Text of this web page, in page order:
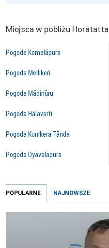
Miejsca w pobliżu
Pogoda Komalāpura
Pogoda Mellikeri
Pogoda Mādinūru
Pogoda Hālavarti
Pogoda Kunikera Tānda
Pogoda Dyāvalāpura
POPULARNE NAJNOWSZE